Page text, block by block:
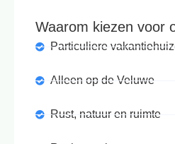
Waarom kiezen voor
Particuliere
Alleen op de Veluwe
Rust, natuur en ruimte